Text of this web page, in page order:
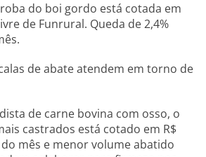
do boi gordo está cotada em
de Funrural. Queda de 2,4%
de abate atendem em torno de
de carne bovina com osso, o
castrados está cotado em R$
mês e menor volume abatido